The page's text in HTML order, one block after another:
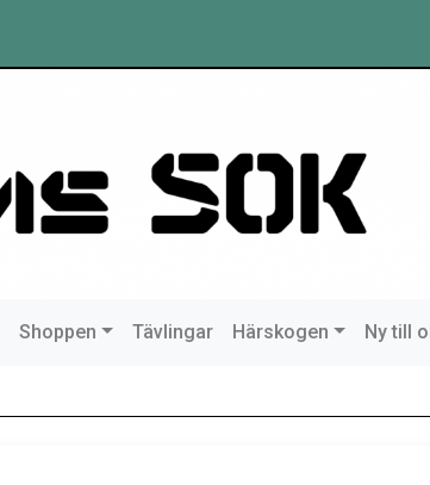
Shoppen Tävlingar Härskogen Ny till